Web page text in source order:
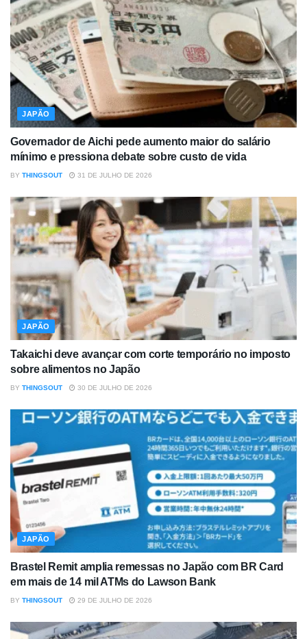
JAPÃO
Governador de Aichi pede aumento maior do salário
mínimo e pressiona debate sobre custo de vida
BY THINGSOUT 31 DE JULHO DE 2026
JAPÃO
Takaichi deve avançar com corte temporário no imposto
sobre alimentos no Japão
BY THINGSOUT 30 DE JULHO DE 2026
JAPÃO
Brastel Remit amplia remessas no Japão com BR Card
em mais de 14 mil ATMs do Lawson Bank
BY THINGSOUT 29 DE JULHO DE 2026